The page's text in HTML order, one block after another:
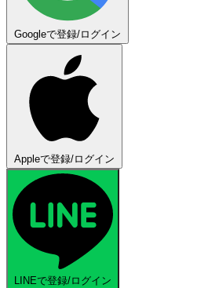
Googleで登録/ログイン
Appleで登録/ログイン
LINEで登録/ログイン